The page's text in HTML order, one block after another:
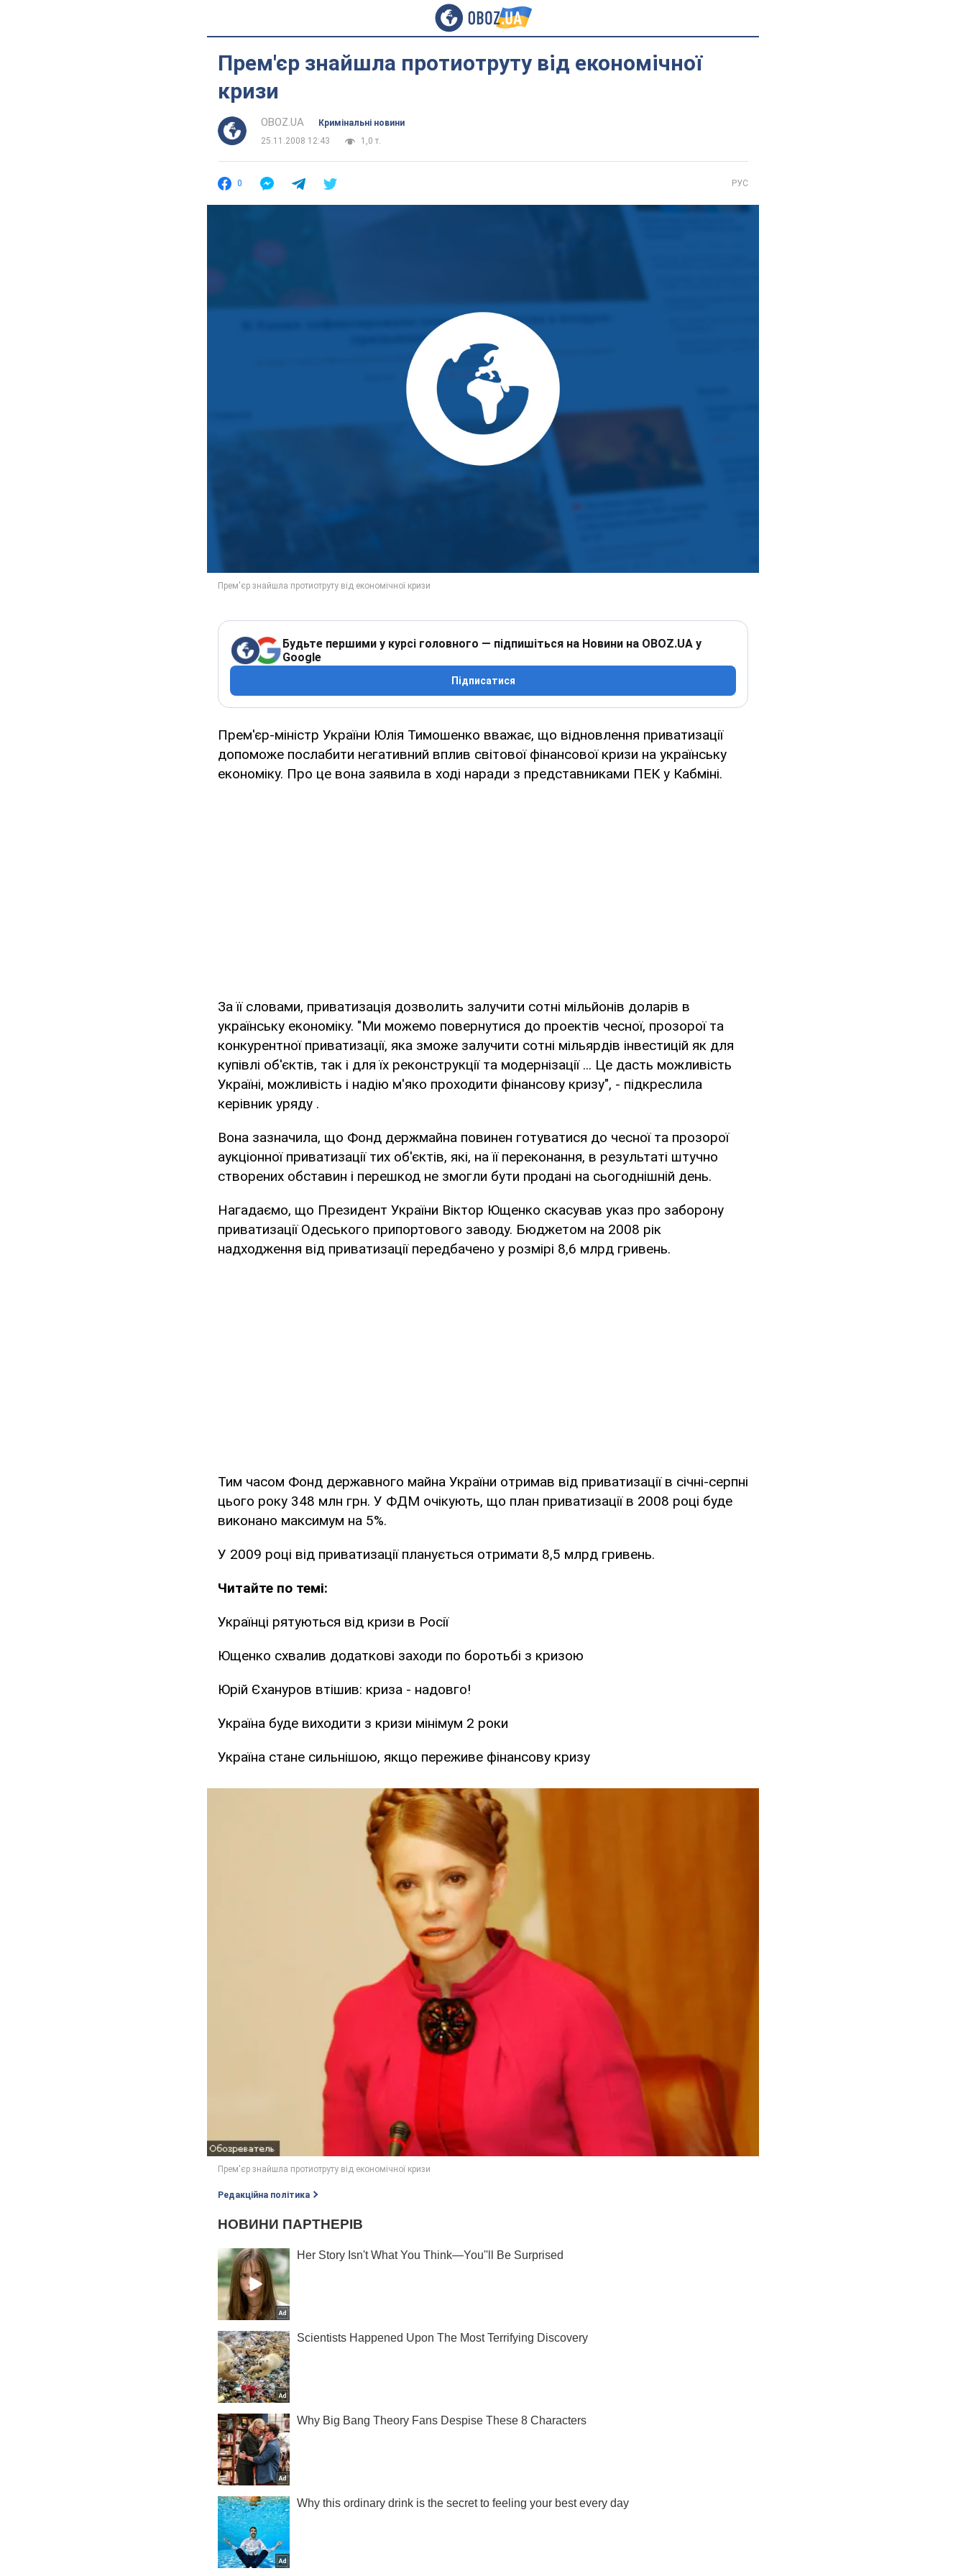
Прем'єр знайшла протиотруту від економічної
кризи
OBOZ.UA
Кримінальні новини
25.11.2008 12:43
1,0 т.
0 РУС
Будьте першими у курсі головного — підпишіться на Новини на OBOZ.UA у
Google
Підписатися
Прем'єр-міністр України Юлія Тимошенко вважає, що відновлення приватизації
допоможе послабити негативний вплив світової фінансової кризи на українську
економіку. Про це вона заявила в ході наради з представниками ПЕК у Кабміні.
За її словами, приватизація дозволить залучити сотні мільйонів доларів в
українську економіку. "Ми можемо повернутися до проектів чесної, прозорої та
конкурентної приватизації, яка зможе залучити сотні мільярдів інвестицій як для
купівлі об'єктів, так і для їх реконструкції та модернізації ... Це дасть можливість
Україні, можливість і надію м'яко проходити фінансову кризу", - підкреслила
керівник уряду .
Вона зазначила, що Фонд держмайна повинен готуватися до чесної та прозорої
аукціонної приватизації тих об'єктів, які, на її переконання, в результаті штучно
створених обставин і перешкод не змогли бути продані на сьогоднішній день.
Нагадаємо, що Президент України Віктор Ющенко скасував указ про заборону
приватизації Одеського припортового заводу. Бюджетом на 2008 рік
надходження від приватизації передбачено у розмірі 8,6 млрд гривень.
Тим часом Фонд державного майна України отримав від приватизації в січні-серпні
цього року 348 млн грн. У ФДМ очікують, що план приватизації в 2008 році буде
виконано максимум на 5%.
У 2009 році від приватизації планується отримати 8,5 млрд гривень.
Читайте по темі:
Українці рятуються від кризи в Росії
Ющенко схвалив додаткові заходи по боротьбі з кризою
Юрій Єхануров втішив: криза - надовго!
Україна буде виходити з кризи мінімум 2 роки
Україна стане сильнішою, якщо переживе фінансову кризу
Редакційна політика